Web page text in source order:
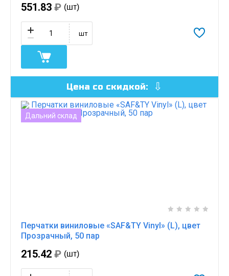
551.83 ₽ (шт)
шт
Цена со скидкой:
Дальний склад
Перчатки виниловые «SAF&TY Vinyl» (L), цвет
Прозрачный, 50 пар
215.42 ₽ (шт)